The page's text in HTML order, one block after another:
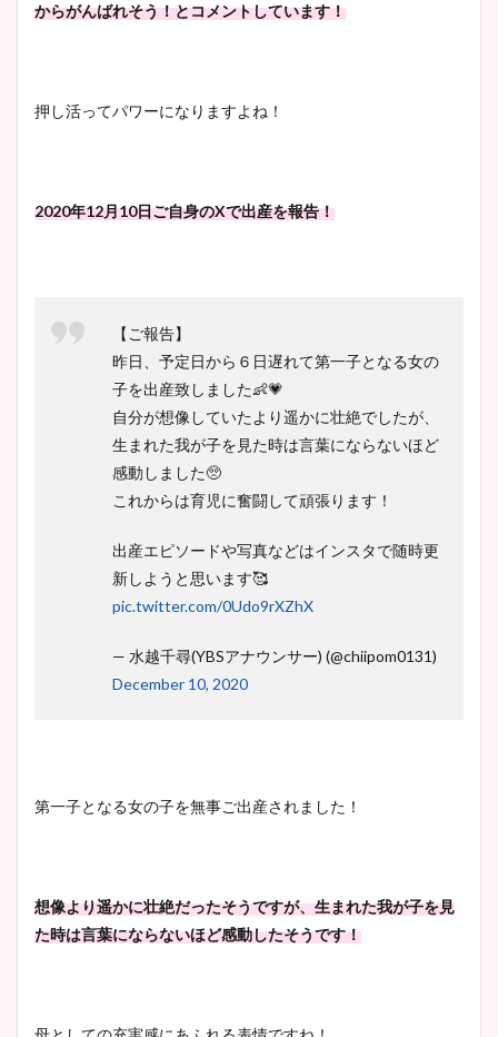
からがんばれそう！とコメントしています！
押し活ってパワーになりますよね！
2020年12月10日ご自身のXで出産を報告！
【ご報告】
昨日、予定日から６日遅れて第一子となる女の
子を出産致しました👶💗
自分が想像していたより遥かに壮絶でしたが、
生まれた我が子を見た時は言葉にならないほど
感動しました🥺
これからは育児に奮闘して頑張ります！
出産エピソードや写真などはインスタで随時更
新しようと思います🥰
pic.twitter.com/0Udo9rXZhX
— 水越千尋(YBSアナウンサー) (@chiipom0131)
December 10, 2020
第一子となる女の子を無事ご出産されました！
想像より遥かに壮絶だったそうですが、生まれた我が子を見
た時は言葉にならないほど感動したそうです！